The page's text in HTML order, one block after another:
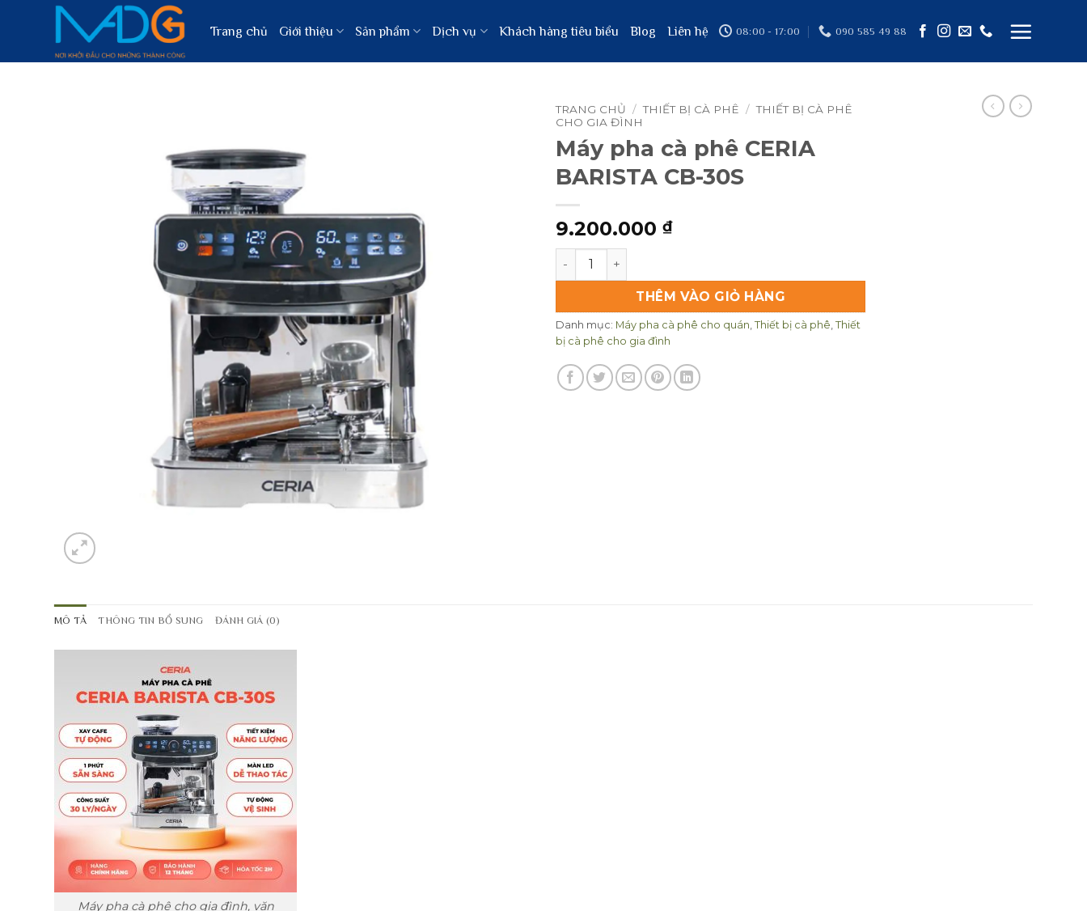
Trang chủ Giới thiệu Sản phẩm Dịch vụ Khách hàng tiêu biểu Blog Liên hệ 08:00 - 17:00 090 585 49 88
TRANG CHỦ / THIẾT BỊ CÀ PHÊ / THIẾT BỊ CÀ PHÊ
CHO GIA ĐÌNH
Máy pha cà phê CERIA
BARISTA CB-30S
9.200.000 ₫
Máy pha cà phê CERIA BARISTA CB-30S số lượng
THÊM VÀO GIỎ HÀNG
Danh mục: Máy pha cà phê cho quán Thiết bị cà phê Thiết
bị cà phê cho gia đình
MÔ TẢ THÔNG TIN BỔ SUNG ĐÁNH GIÁ (0)
Máy pha cà phê cho gia đình, văn